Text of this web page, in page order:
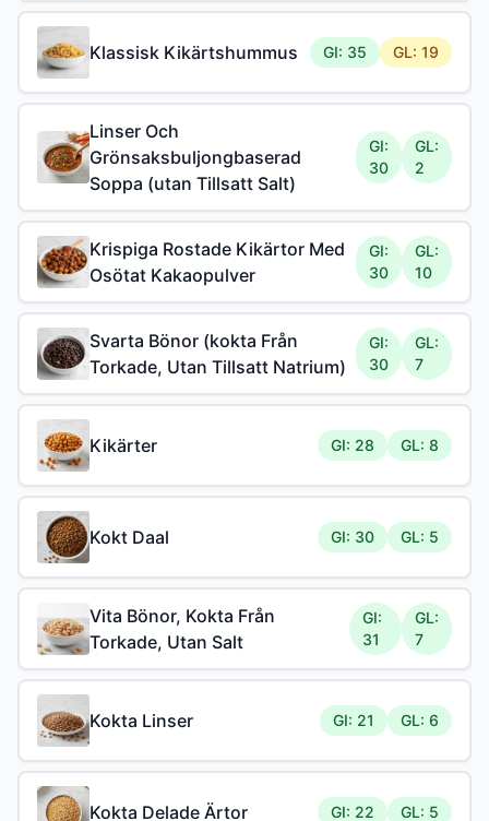
Klassisk Kikärtshummus GI: 35 GL: 19
Linser Och
Grönsaksbuljongbaserad
Soppa (utan Tillsatt Salt)
GI:
30
GL:
2
Krispiga Rostade Kikärtor Med
Osötat Kakaopulver
GI:
30
GL:
10
Svarta Bönor (kokta Från
Torkade, Utan Tillsatt Natrium)
GI:
30
GL:
7
Kikärter GI: 28 GL: 8
Kokt Daal GI: 30 GL: 5
Vita Bönor, Kokta Från
Torkade, Utan Salt
GI:
31
GL:
7
Kokta Linser GI: 21 GL: 6
Kokta Delade Ärtor GI: 22 GL: 5